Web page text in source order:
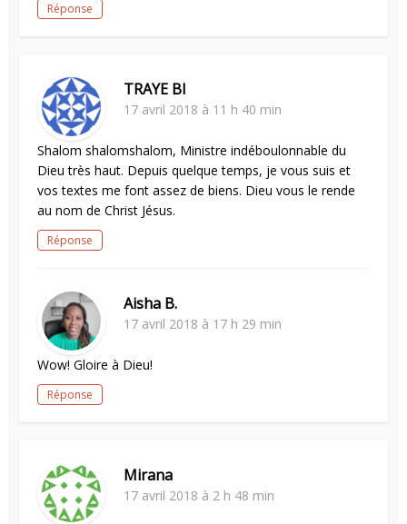
Réponse
TRAYE BI
17 avril 2018 à 11 h 40 min
Shalom shalomshalom, Ministre indéboulonnable du
Dieu très haut. Depuis quelque temps, je vous suis et
vos textes me font assez de biens. Dieu vous le rende
au nom de Christ Jésus.
Réponse
Aisha B.
17 avril 2018 à 17 h 29 min
Wow! Gloire à Dieu!
Réponse
Mirana
17 avril 2018 à 2 h 48 min